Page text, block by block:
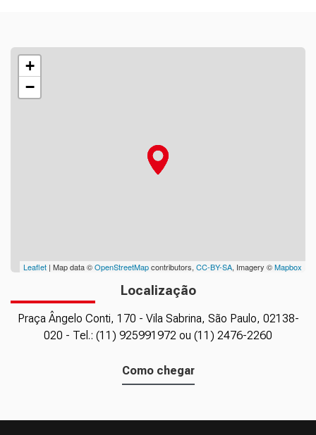
+
−
Leaflet | Map data ©OpenStreetMapcontributors, CC-BY-SA, Imagery ©Mapbox
Localização
Praça Ângelo Conti, 170 - Vila Sabrina, São Paulo, 02138-
020 - Tel.: (11) 925991972 ou (11) 2476-2260
Como chegar